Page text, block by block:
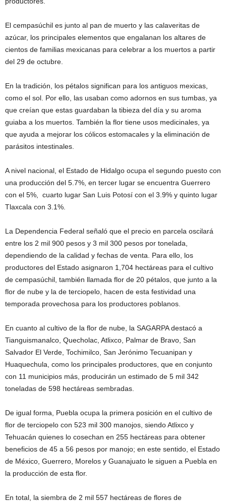
El cempasúchil es junto al pan de muerto y las calaveritas de
azúcar, los principales elementos que engalanan los altares de
cientos de familias mexicanas para celebrar a los muertos a partir
del 29 de octubre.
En la tradición, los pétalos significan para los antiguos mexicas,
como el sol. Por ello, las usaban como adornos en sus tumbas, ya
que creían que estas guardaban la tibieza del día y su aroma
guiaba a los muertos. También la flor tiene usos medicinales, ya
que ayuda a mejorar los cólicos estomacales y la eliminación de
parásitos intestinales.
A nivel nacional, el Estado de Hidalgo ocupa el segundo puesto con
una producción del 5.7%, en tercer lugar se encuentra Guerrero
con el 5%, cuarto lugar San Luis Potosí con el 3.9% y quinto lugar
Tlaxcala con 3.1%.
La Dependencia Federal señaló que el precio en parcela oscilará
entre los 2 mil 900 pesos y 3 mil 300 pesos por tonelada,
dependiendo de la calidad y fechas de venta. Para ello, los
productores del Estado asignaron 1,704 hectáreas para el cultivo
de cempasúchil, también llamada flor de 20 pétalos, que junto a la
flor de nube y la de terciopelo, hacen de esta festividad una
temporada provechosa para los productores poblanos.
En cuanto al cultivo de la flor de nube, la SAGARPA destacó a
Tianguismanalco, Quecholac, Atlixco, Palmar de Bravo, San
Salvador El Verde, Tochimilco, San Jerónimo Tecuanipan y
Huaquechula, como los principales productores, que en conjunto
con 11 municipios más, producirán un estimado de 5 mil 342
toneladas de 598 hectáreas sembradas.
De igual forma, Puebla ocupa la primera posición en el cultivo de
flor de terciopelo con 523 mil 300 manojos, siendo Atlixco y
Tehuacán quienes lo cosechan en 255 hectáreas para obtener
beneficios de 45 a 56 pesos por manojo; en este sentido, el Estado
de México, Guerrero, Morelos y Guanajuato le siguen a Puebla en
la producción de esta flor.
En total, la siembra de 2 mil 557 hectáreas de flores de